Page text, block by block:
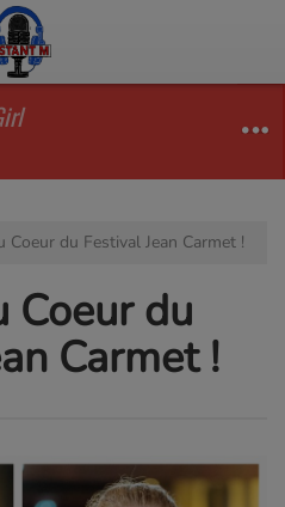
Coeur du Festival Jean Carmet !
Coeur du
Carmet !